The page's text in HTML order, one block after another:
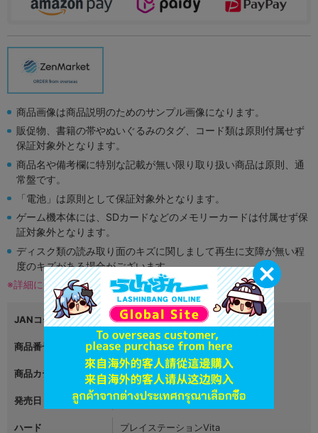
商品画像は商品説明のためのサンプル画像になります。
販促物、書籍の帯やぬいぐるみのタグ、コード類は原則付属せず
保証対象外となります。
商品名や備考欄に特別な記載が無い限り取り扱い商品は原則、通
常盤です。
「電池」は原則として保証対象外となります。
ゲーム機本体には、SDカードなどのメモリーカードは付属せず保
証対象外となります。
ディスク類の読み取り面のキズに関しまして再生に支障が無い程
度のキズがある場合がございます。
※詳細につきましてはコチラ
JANコード 4948872020084
商品番号 L00509189
商品カテゴリ ゲーム
発売日 2013年09月05日
ハード プレイステーションVita